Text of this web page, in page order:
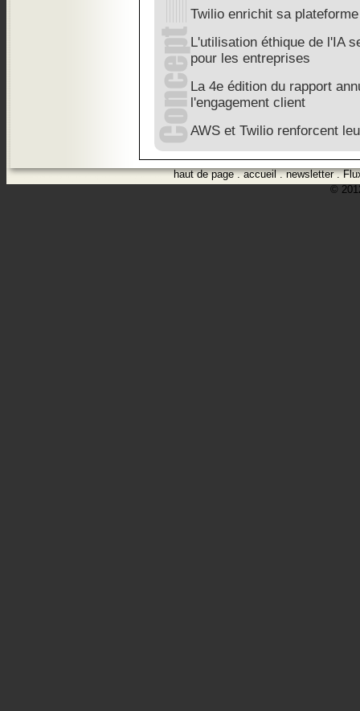
Twilio enrichit sa
L'utilisation éthique de l'IA
pour les entreprises
La 4e édition du rapport
l'engagement client
AWS et Twilio renforcent
haut de page.accueil.newsletter.
©